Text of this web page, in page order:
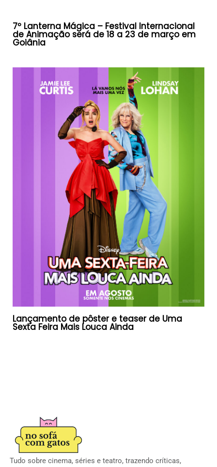
7º Lanterna Mágica – Festival Internacional
de Animação será de 18 a 23 de março em
Goiânia
Lançamento de pôster e teaser de Uma
Sexta Feira Mais Louca Ainda
Tudo sobre cinema, séries e teatro, trazendo críticas,